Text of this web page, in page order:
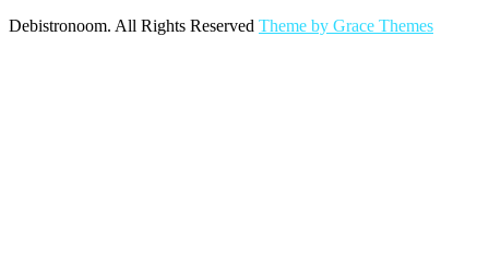
Debistronoom. All Rights Reserved Theme by Grace Themes